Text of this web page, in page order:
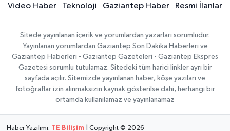
Video Haber
Teknoloji Gaziantep Haber Resmi İlanlar
Sitede yayınlanan içerik ve yorumlardan yazarları sorumludur.
Yayınlanan yorumlardan Gaziantep Son Dakika Haberleri ve
Gaziantep Haberleri - Gaziantep Gazeteleri - Gaziantep Ekspres
Gazetesi sorumlu tutulamaz. Sitedeki tüm harici linkler ayrı bir
sayfada açılır. Sitemizde yayınlanan haber, köşe yazıları ve
fotoğraflar izin alınmaksızın kaynak gösterilse dahi, herhangi bir
ortamda kullanılamaz ve yayınlanamaz
Haber Yazılımı: TE Bilişim | Copyright © 2026